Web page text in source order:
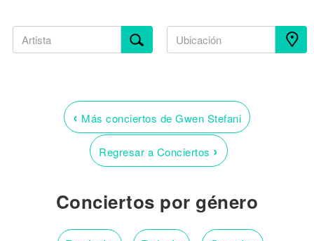
‹ Más conciertos de Gwen Stefani
Regresar a Conciertos ›
Conciertos por género